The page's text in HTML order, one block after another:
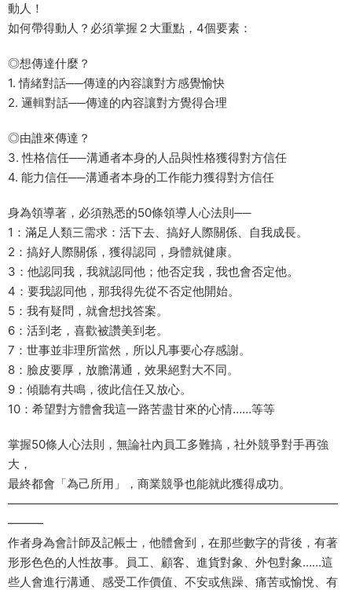
動人！
如何帶得動人？必須掌握２大重點，4個要素：
◎想傳達什麼？
1. 情緒對話──傳達的內容讓對方感覺愉快
2. 邏輯對話──傳達的內容讓對方覺得合理
◎由誰來傳達？
3. 性格信任──溝通者本身的人品與性格獲得對方信任
4. 能力信任──溝通者本身的工作能力獲得對方信任
身為領導著，必須熟悉的50條領導人心法則──
1：滿足人類三需求：活下去、搞好人際關係、自我成長。
2：搞好人際關係，獲得認同，身體就健康。
3：他認同我，我就認同他；他否定我，我也會否定他。
4：要我認同他，那我得先從不否定他開始。
5：我有疑問，就會想找答案。
6：活到老，喜歡被讚美到老。
7：世事並非理所當然，所以凡事要心存感謝。
8：臉皮要厚，放膽溝通，效果絕對大不同。
9：傾聽有共鳴，彼此信任又放心。
10：希望對方體會我這一路苦盡甘來的心情……等等
掌握50條人心法則，無論社內員工多難搞，社外競爭對手再強
大，
最終都會「為己所用」，商業競爭也能就此獲得成功。
————————————————————————————
———
作者身為會計師及記帳士，他體會到，在那些數字的背後，有著
形形色色的人性故事。員工、顧客、進貨對象、外包對象……這
些人會進行溝通、感受工作價值、不安或焦躁、痛苦或愉悅、有